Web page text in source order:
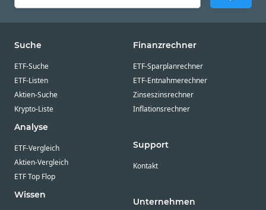
Suche
ETF-Suche
ETF-Listen
Aktien-Suche
Krypto-Liste
Analyse
ETF-Vergleich
Aktien-Vergleich
ETF Top Flop
Wissen
Finanzrechner
ETF-Sparplanrechner
ETF-Entnahmerechner
Zinseszinsrechner
Inflationsrechner
Support
Kontakt
Unternehmen